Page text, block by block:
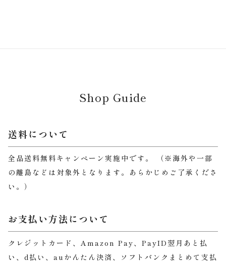
Shop Guide
送料について
全品送料無料キャンペーン実施中です。 （※海外や一部
の離島などは対象外となります。あらかじめご了承くださ
い。）
お支払い方法について
クレジットカード、Amazon Pay、PayID翌月あと払
い、d払い、auかんたん決済、ソフトバンクまとめて支払